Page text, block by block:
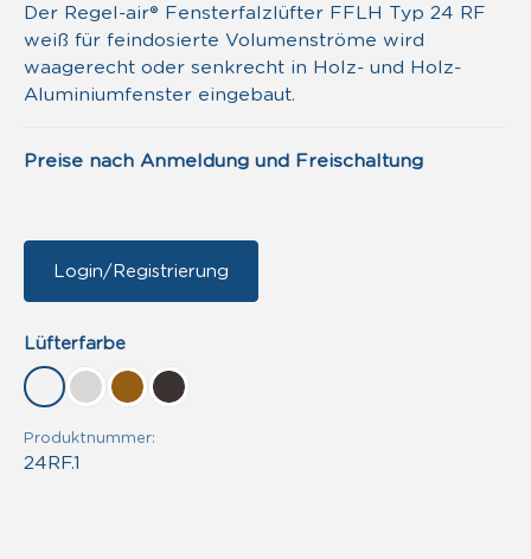
Der Regel-air® Fensterfalzlüfter FFLH Typ 24 RF
weiß für feindosierte Volumenströme wird
waagerecht oder senkrecht in Holz- und Holz-
Aluminiumfenster eingebaut.
Preise nach Anmeldung und Freischaltung
Login/Registrierung
Lüfterfarbeauswählen
weißlichtgraulehmbraun
anthrazit
Produktnummer:
24RF.1